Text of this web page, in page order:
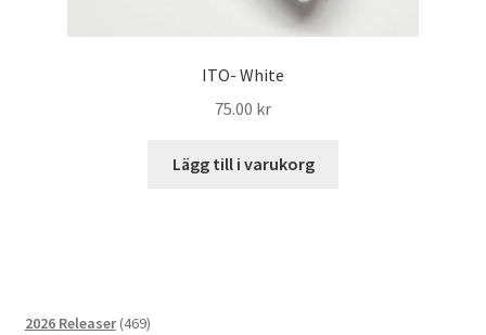
ITO- White
75.00 kr
Lägg till i varukorg
2026 Releaser 469469